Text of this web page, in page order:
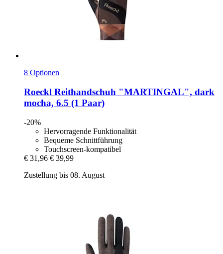
8 Optionen
Roeckl Reithandschuh "MARTINGAL", dark
mocha, 6.5 (1 Paar)
-20%
Hervorragende Funktionalität
Bequeme Schnittführung
Touchscreen-kompatibel
€ 31,96 € 39,99
Zustellung bis 08. August